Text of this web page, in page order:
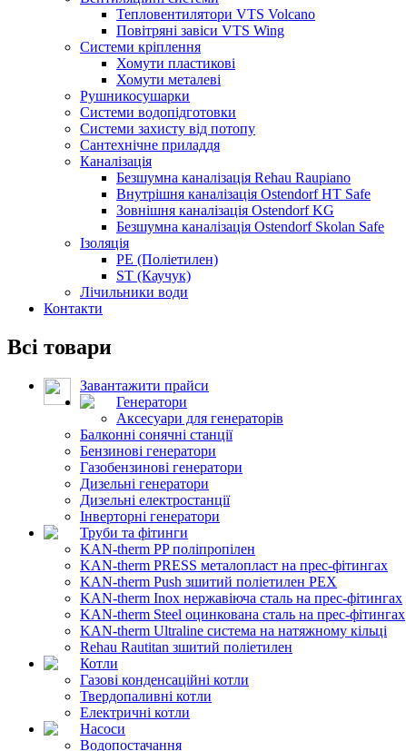
Тепловентилятори VTS Volcano
Повітряні завіси VTS Wing
Системи кріплення
Хомути пластикові
Хомути металеві
Рушникосушарки
Системи водопідготовки
Системи захисту від потопу
Сантехнічне приладдя
Каналізація
Безшумна каналізація Rehau Raupiano
Внутрішня каналізація Ostendorf HT Safe
Зовнішня каналізація Ostendorf KG
Безшумна каналізація Ostendorf Skolan Safe
Ізоляція
PE (Поліетилен)
ST (Каучук)
Лічильники води
Контакти
Всі товари
Завантажити прайси
Генератори
Аксесуари для генераторів
Балконні сонячні станції
Бензинові генератори
Газобензинові генератори
Дизельні генератори
Дизельні електростанції
Інверторні генератори
Труби та фітинги
KAN-therm PP поліпропілен
KAN-therm PRESS металопласт на прес-фітингах
KAN-therm Push зшитий поліетилен PEX
KAN-therm Inox нержавіюча сталь на прес-фітингах
KAN-therm Steel оцинкована сталь на прес-фітингах
KAN-therm Ultraline система на натяжному кільці
Rehau Rautitan зшитий поліетилен
Котли
Газові конденсаційні котли
Твердопаливні котли
Електричні котли
Насоси
Водопостачання